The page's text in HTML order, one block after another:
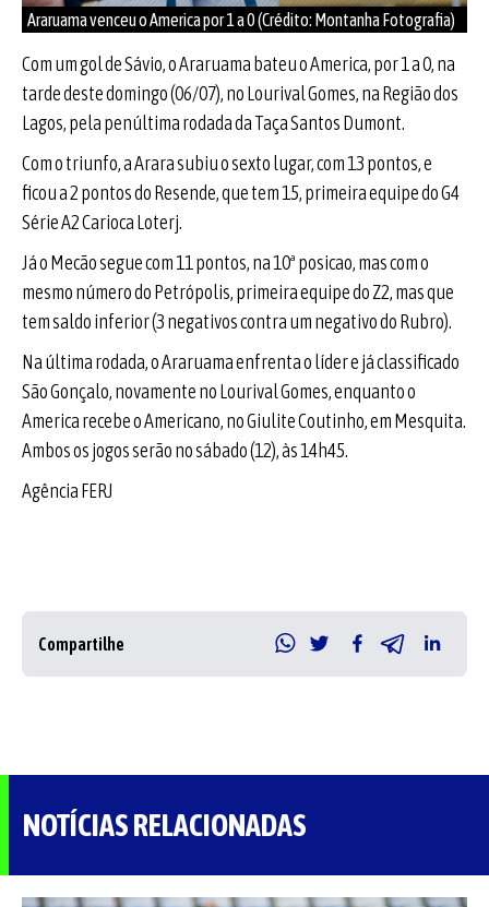
Araruama venceu o America por 1 a 0 (Crédito: Montanha Fotografia)
Com um gol de Sávio, o Araruama bateu o America, por 1 a 0, na
tarde deste domingo (06/07), no Lourival Gomes, na Região dos
Lagos, pela penúltima rodada da Taça Santos Dumont.
Com o triunfo, a Arara subiu o sexto lugar, com 13 pontos, e
ficou a 2 pontos do Resende, que tem 15, primeira equipe do G4
Série A2 Carioca Loterj.
Já o Mecão segue com 11 pontos, na 10ª posicao, mas com o
mesmo número do Petrópolis, primeira equipe do Z2, mas que
tem saldo inferior (3 negativos contra um negativo do Rubro).
Na última rodada, o Araruama enfrenta o líder e já classificado
São Gonçalo, novamente no Lourival Gomes, enquanto o
America recebe o Americano, no Giulite Coutinho, em Mesquita.
Ambos os jogos serão no sábado (12), às 14h45.
Agência FERJ
Compartilhe
NOTÍCIAS RELACIONADAS